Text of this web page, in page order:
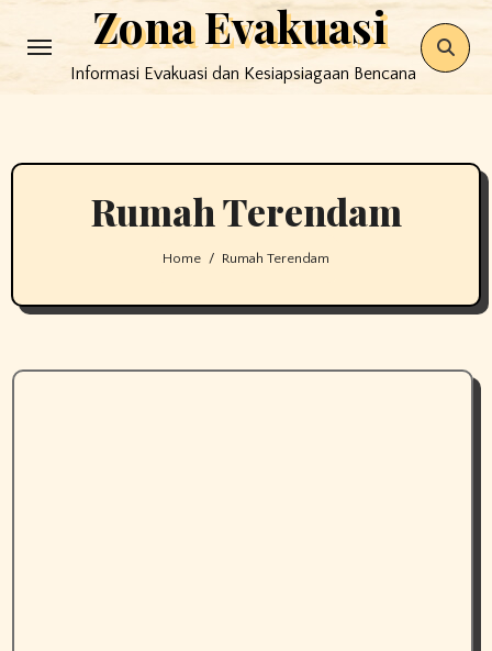
to
Zona Evakuasi
Informasi Evakuasi dan Kesiapsiagaan Bencana
Rumah Terendam
Home Rumah Terendam